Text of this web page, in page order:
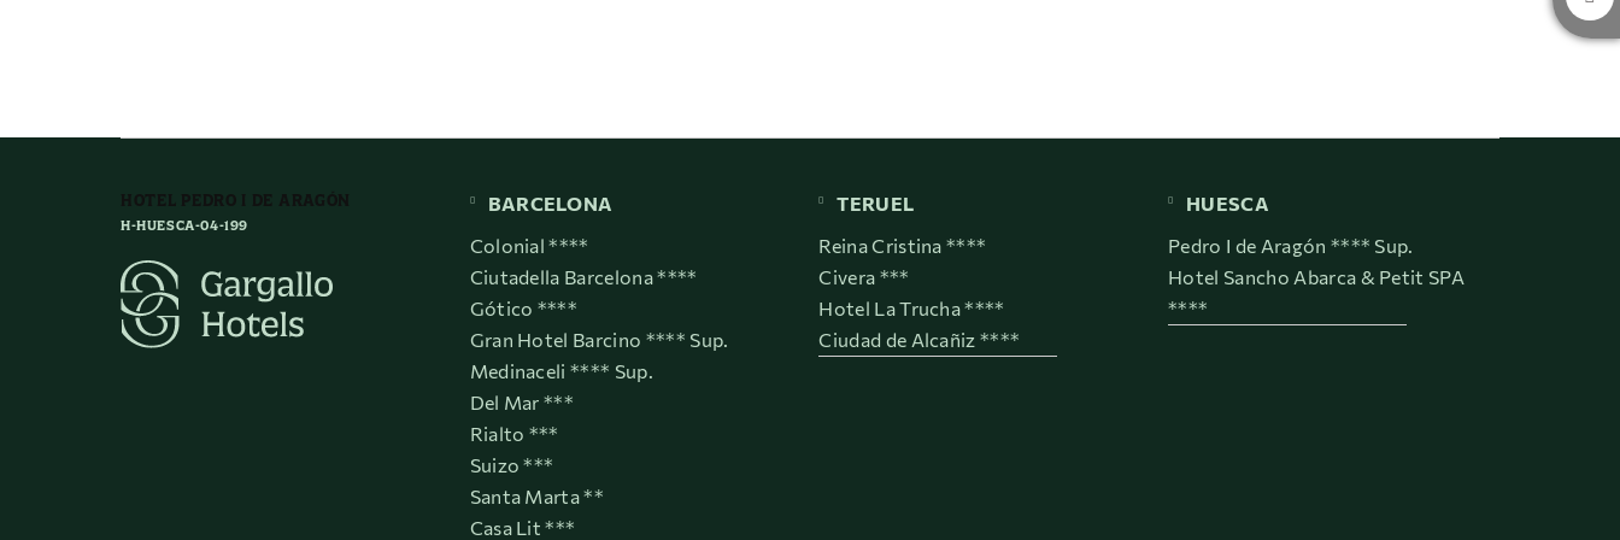
HOTEL PEDRO I DE ARAGÓN
H-HUESCA-04-199
BARCELONA
Colonial ****
Ciutadella Barcelona ****
Gótico ****
Gran Hotel Barcino **** Sup.
Medinaceli **** Sup.
Del Mar ***
Rialto ***
Suizo ***
Santa Marta **
Casa Lit ***
TERUEL
Reina Cristina ****
Civera ***
Hotel La Trucha ****
Ciudad de Alcañiz ****
HUESCA
Pedro I de Aragón **** Sup.
Hotel Sancho Abarca & Petit SPA
****